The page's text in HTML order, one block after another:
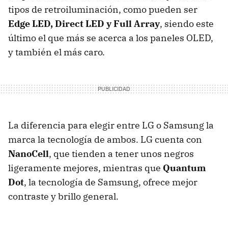
tipos de retroiluminación, como pueden ser
Edge LED, Direct LED y Full Array, siendo este
último el que más se acerca a los paneles OLED,
y también el más caro.
La diferencia para elegir entre LG o Samsung la
marca la tecnología de ambos. LG cuenta con
NanoCell, que tienden a tener unos negros
ligeramente mejores, mientras que Quantum
Dot, la tecnología de Samsung, ofrece mejor
contraste y brillo general.